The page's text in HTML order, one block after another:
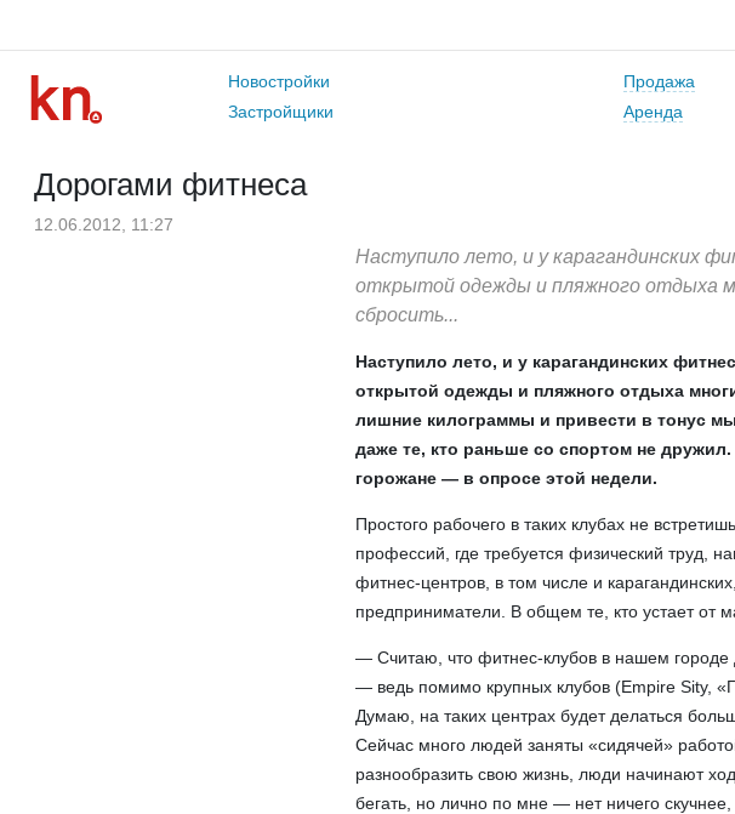
Новостройки
Застройщики
Продажа
Аренда
Дорогами фитнеса
12.06.2012, 11:27
Наступило лето, и у карагандинских
открытой одежды и пляжного отдыха
сбросить...
Наступило лето, и у карагандинских
открытой одежды и пляжного отдыха
лишние килограммы и привести в тонус
даже те, кто раньше со спортом не
горожане — в опросе этой недели.
Простого рабочего в таких клубах не
профессий, где требуется физический труд,
фитнес-центров, в том числе и
предприниматели. В общем те, кто устает от
— Считаю, что фитнес-клубов в нашем городе
— ведь помимо крупных клубов (Empire Sity,
Думаю, на таких центрах будет делаться
Сейчас много людей заняты «сидячей»
разнообразить свою жизнь, люди начинают
бегать, но лично по мне — нет ничего